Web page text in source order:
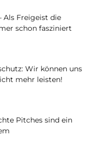
Als Freigeist die
schon fasziniert
Wir können uns
mehr leisten!
Pitches sind ein